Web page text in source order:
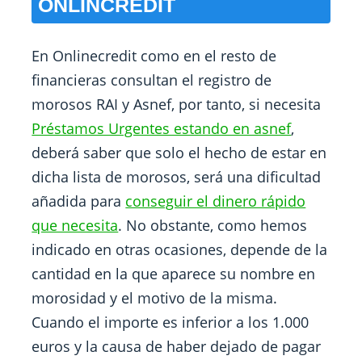
ONLINCREDIT
En Onlinecredit como en el resto de
financieras consultan el registro de
morosos RAI y Asnef, por tanto, si necesita
Préstamos Urgentes estando en asnef,
deberá saber que solo el hecho de estar en
dicha lista de morosos, será una dificultad
añadida para conseguir el dinero rápido
que necesita. No obstante, como hemos
indicado en otras ocasiones, depende de la
cantidad en la que aparece su nombre en
morosidad y el motivo de la misma.
Cuando el importe es inferior a los 1.000
euros y la causa de haber dejado de pagar